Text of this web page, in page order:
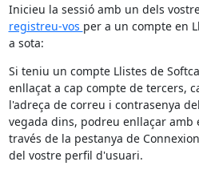
Inicieu la sessió amb un dels
registreu-vos per a un compte en
a sota:
Si teniu un compte Llistes de
enllaçat a cap compte de tercers,
l'adreça de correu i contrasenya
vegada dins, podreu enllaçar amb
través de la pestanya de
del vostre perfil d'usuari.